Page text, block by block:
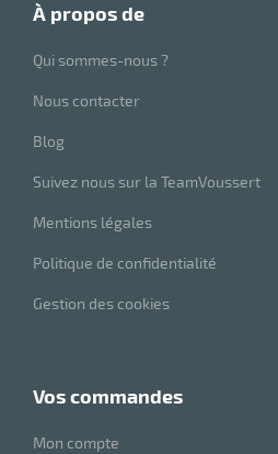
à propos de
Qui sommes-nous ?
Nous contacter
Blog
Suivez nous sur la TeamVoussert
Mentions légales
Politique de confidentialité
Gestion des cookies
vos commandes
Mon compte